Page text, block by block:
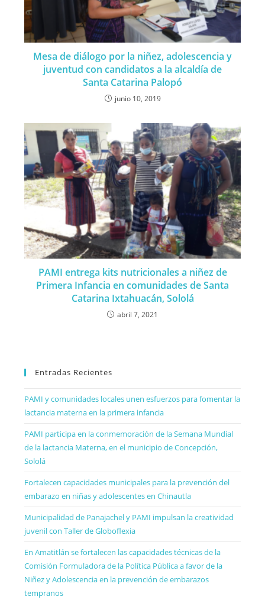
Mesa de diálogo por la niñez, adolescencia y
juventud con candidatos a la alcaldía de
Santa Catarina Palopó
junio 10, 2019
PAMI entrega kits nutricionales a niñez de
Primera Infancia en comunidades de Santa
Catarina Ixtahuacán, Sololá
abril 7, 2021
Entradas Recientes
PAMI y comunidades locales unen esfuerzos para fomentar la
lactancia materna en la primera infancia
PAMI participa en la conmemoración de la Semana Mundial
de la lactancia Materna, en el municipio de Concepción,
Sololá
Fortalecen capacidades municipales para la prevención del
embarazo en niñas y adolescentes en Chinautla
Municipalidad de Panajachel y PAMI impulsan la creatividad
juvenil con Taller de Globoflexia
En Amatitlán se fortalecen las capacidades técnicas de la
Comisión Formuladora de la Política Pública a favor de la
Niñez y Adolescencia en la prevención de embarazos
tempranos